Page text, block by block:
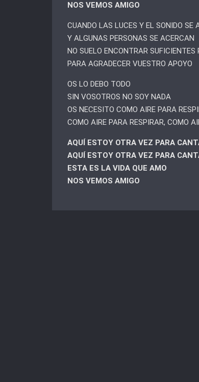
NOS VEMOS AMIGO
CUANDO LAS LUCES Y EL SONIDO SE
Y ALGUNAS PERSONAS SE ACERCAN
NO SUELO ENCONTRAR SUFICIENTES
PARA AGRADECER VUESTRO APOYO
OS LO DEBO TODO
SIN VOSOTROS NO SOY NADA
OS NECESITO COMO AIRE PARA
COMO AIRE PARA RESPIRAR, COMO
AQUÍ ESTOY OTRA VEZ PARA
AQUÍ ESTOY OTRA VEZ PARA
ESTA ES LA VIDA QUE AMO
NOS VEMOS AMIGO